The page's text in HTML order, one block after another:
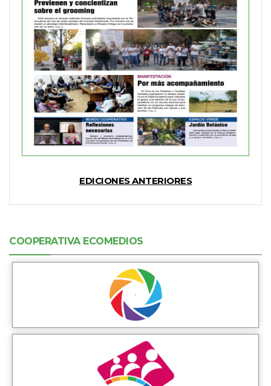
EDICIONES ANTERIORES
COOPERATIVA ECOMEDIOS